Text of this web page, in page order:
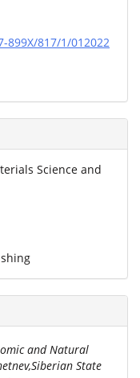
899X/817/1/012022
Science and
and Natural
State